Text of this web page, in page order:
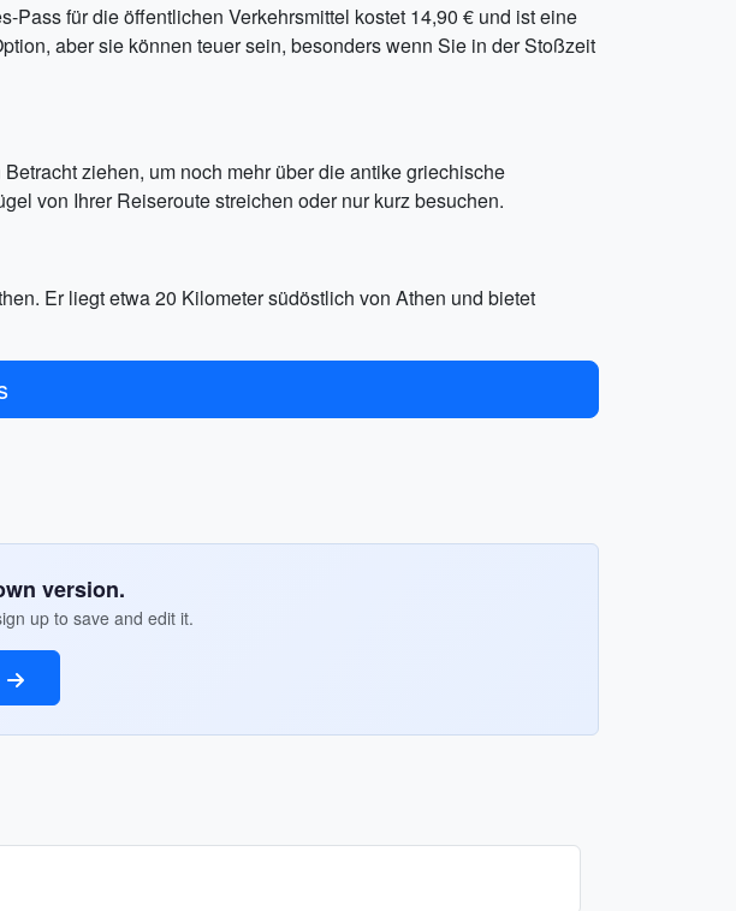
Pass für die öffentlichen Verkehrsmittel kostet 14,90 € und ist eine
aber sie können teuer sein, besonders wenn Sie in der Stoßzeit
ziehen, um noch mehr über die antike griechische
von Ihrer Reiseroute streichen oder nur kurz besuchen.
Er liegt etwa 20 Kilometer südöstlich von Athen und bietet
version.
up to save and edit it.